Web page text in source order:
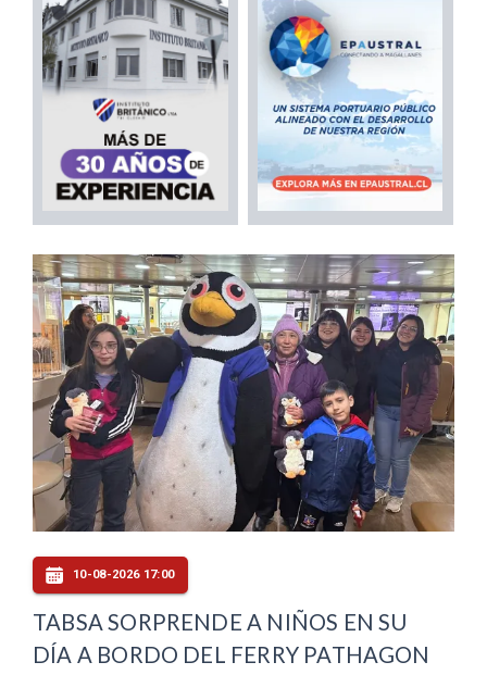
10-08-2026 17:00
TABSA SORPRENDE A NIÑOS EN SU
DÍA A BORDO DEL FERRY PATHAGON